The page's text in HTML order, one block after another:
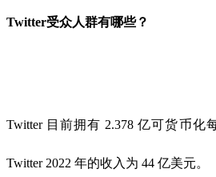
Twitter受众人群有哪些？
Twitter 目前拥有 2.378 亿可货币化
Twitter 2022 年的收入为 44 亿美元。